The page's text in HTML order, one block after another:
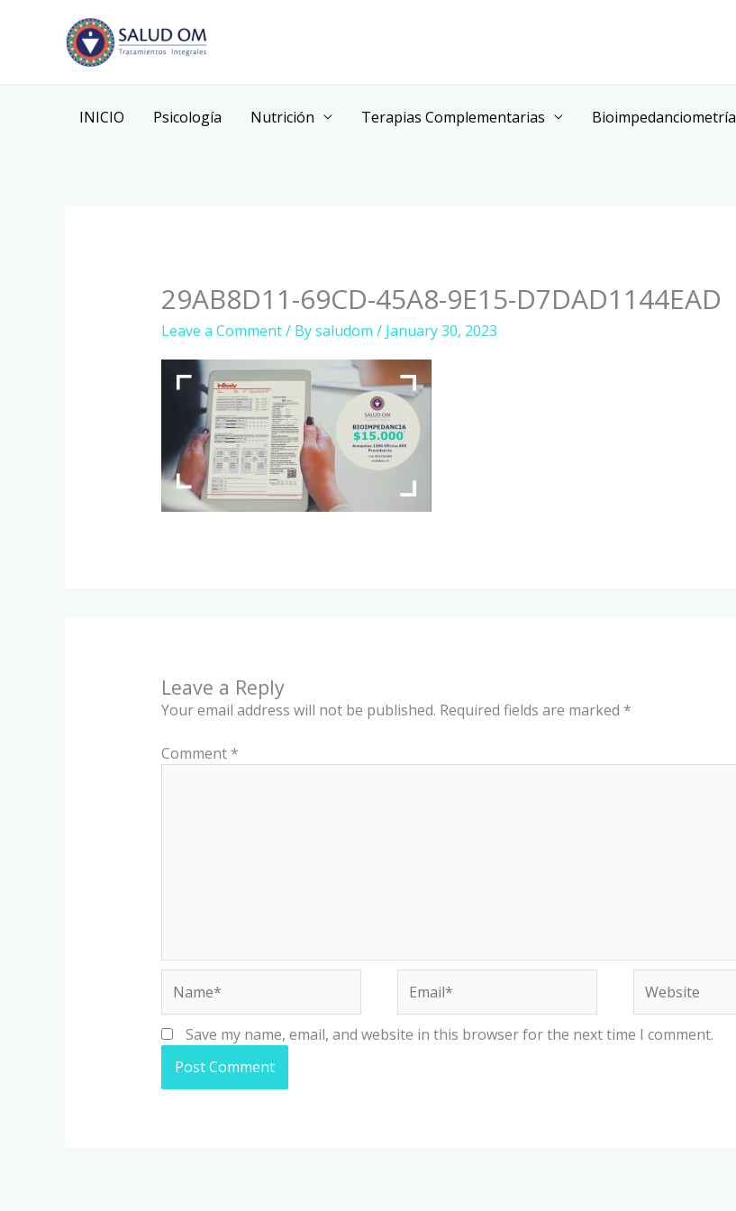
INICIO Psicología Nutrición Terapias Complementarias Bioimpedanciometría
29AB8D11-69CD-45A8-9E15-D7DAD1144EAD
Leave a Comment/ Bysaludom / January 30, 2023
Leave a Reply
Your email address will not be published. Required fields are marked *
Comment *
Save my name, email, and website in this browser for the next time I comment.